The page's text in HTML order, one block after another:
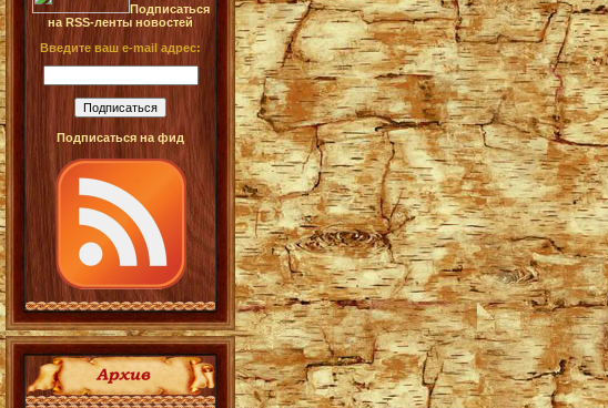
Подписаться
на RSS-ленты новостей
Введите ваш e-mail адрес:
Подписаться на фид